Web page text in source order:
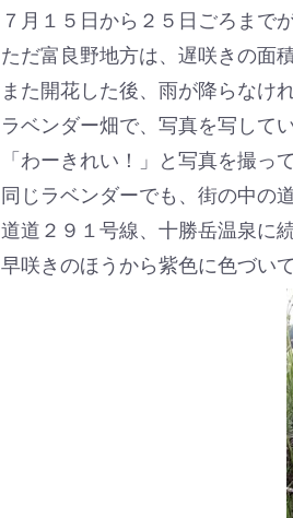
７月１５日から２５日ごろまで
ただ富良野地方は、遅咲きの面
また開花した後、雨が降らなけ
ラベンダー畑で、写真を写して
「わーきれい！」と写真を撮っ
同じラベンダーでも、街の中の
道道２９１号線、十勝岳温泉に
早咲きのほうから紫色に色づい